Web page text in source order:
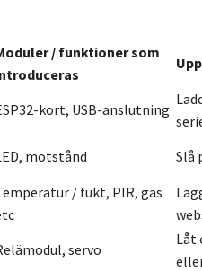
/ funktioner som
kort, USB-anslutning
motstånd
Slå
/ fukt, PIR, gas
servo
Låt